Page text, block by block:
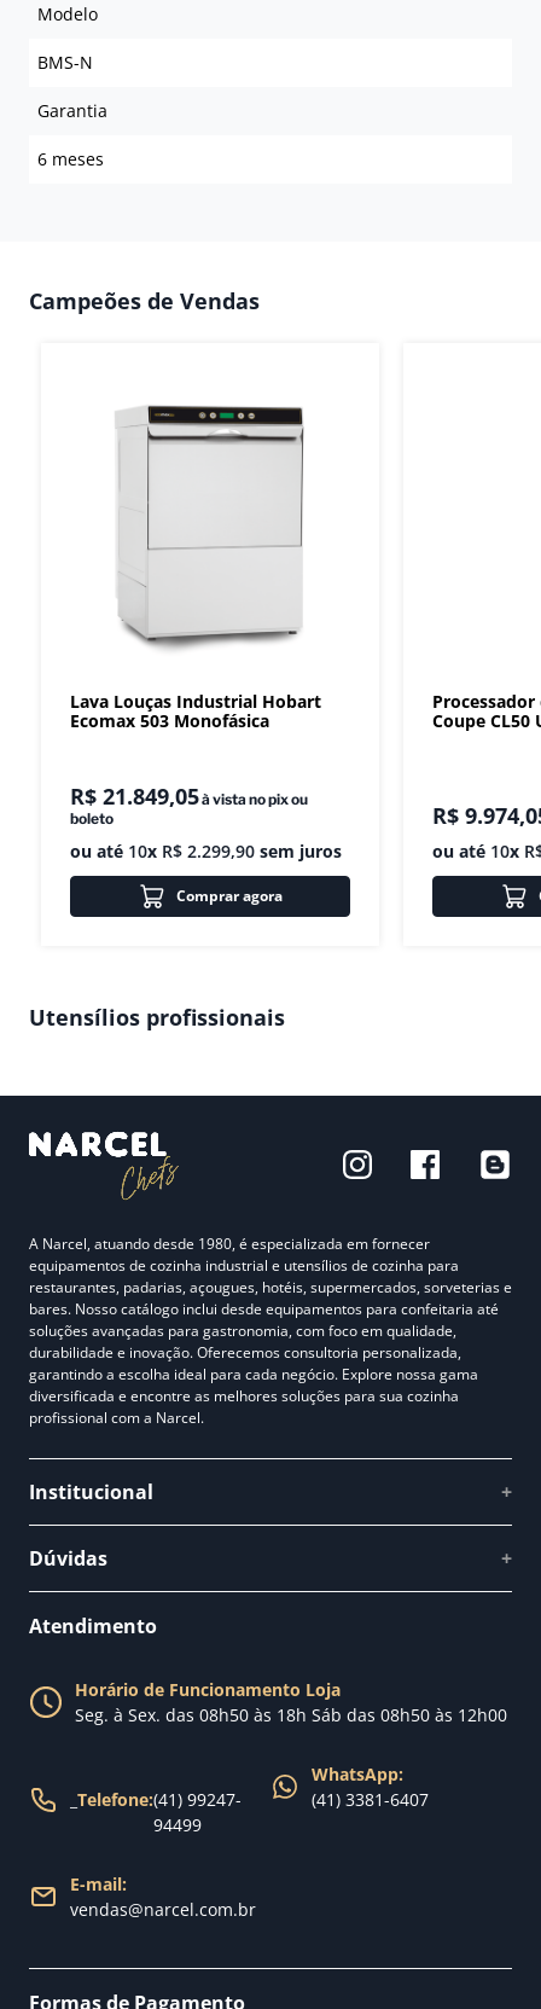
Modelo
BMS-N
Garantia
6 meses
Campeões de Vendas
Lava Louças Industrial Hobart
Ecomax 503 Monofásica
R$ 21.849,05à vista no pix ou
boleto
ou até 10x R$ 2.299,90 sem juros
Comprar agora
Coupe CL50
R$ 9.974,
ou até 10x
Utensílios profissionais
A Narcel, atuando desde 1980, é especializada em fornecer
equipamentos de cozinha industrial e utensílios de cozinha para
restaurantes, padarias, açougues, hotéis, supermercados, sorveterias e
bares. Nosso catálogo inclui desde equipamentos para confeitaria até
soluções avançadas para gastronomia, com foco em qualidade,
durabilidade e inovação. Oferecemos consultoria personalizada,
garantindo a escolha ideal para cada negócio. Explore nossa gama
diversificada e encontre as melhores soluções para sua cozinha
profissional com a Narcel.
Institucional +
Fale conosco
Nossa loja
Dúvidas +
Política de Trocas
Política de Entrega
Atendimento
Horário de Funcionamento Loja
Seg. à Sex. das 08h50 às 18h Sáb das 08h50 às 12h00
Telefone:(41) 99247-
94499
WhatsApp:
(41) 3381-6407
E-mail:
vendas@narcel.com.br
Formas de Pagamento